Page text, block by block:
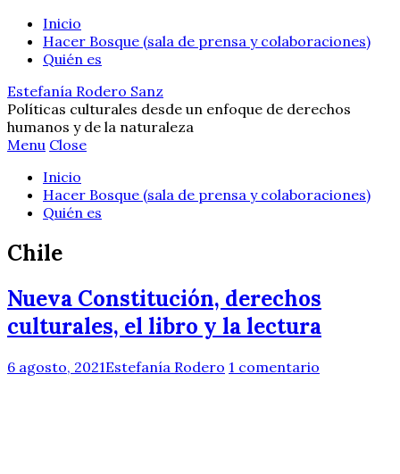
Inicio
Hacer Bosque (sala de prensa y colaboraciones)
Quién es
Estefanía Rodero Sanz
Políticas culturales desde un enfoque de derechos
humanos y de la naturaleza
Menu Close
Inicio
Hacer Bosque (sala de prensa y colaboraciones)
Quién es
Chile
Nueva Constitución, derechos
culturales, el libro y la lectura
6 agosto, 2021Estefanía Rodero 1 comentario